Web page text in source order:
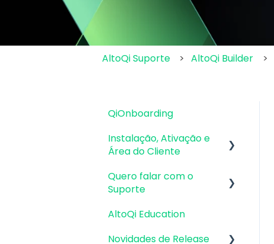
AltoQi Suporte AltoQi Builder
QiOnboarding
Instalação, Ativação e
Área do Cliente
Requisitos de Sistema
Operacional e
Antivírus
Quero falar com o
Suporte
Atendimento de
AltoQi Education
Novidades de Release